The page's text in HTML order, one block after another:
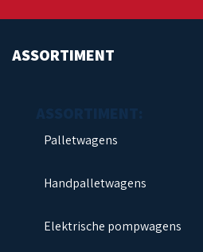
ASSORTIMENT
Palletwagens
Handpalletwagens
Elektrische pompwagens